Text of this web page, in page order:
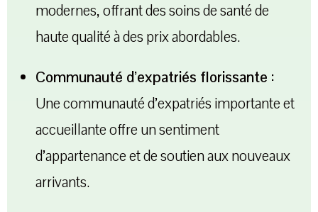
modernes, offrant des soins de santé de
haute qualité à des prix abordables.
Communauté d’expatriés florissante :
Une communauté d’expatriés importante et
accueillante offre un sentiment
d’appartenance et de soutien aux nouveaux
arrivants.